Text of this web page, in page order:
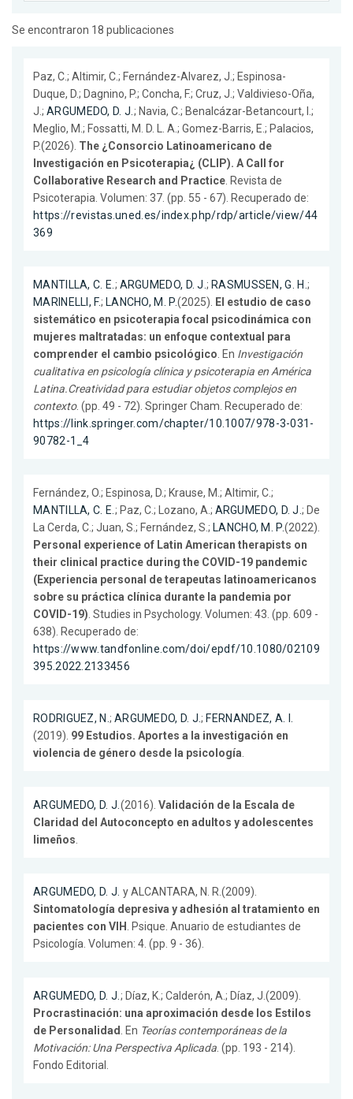
Se encontraron 18 publicaciones
Paz, C.; Altimir, C.; Fernández-Alvarez, J.; Espinosa-
Duque, D.; Dagnino, P.; Concha, F.; Cruz, J.; Valdivieso-Oña,
J.; ARGUMEDO, D. J.; Navia, C.; Benalcázar-Betancourt, I.;
Meglio, M.; Fossatti, M. D. L. A.; Gomez-Barris, E.; Palacios,
P.(2026). The ¿Consorcio Latinoamericano de
Investigación en Psicoterapia¿ (CLIP). A Call for
Collaborative Research and Practice. Revista de
Psicoterapia. Volumen: 37. (pp. 55 - 67). Recuperado de:
https://revistas.uned.es/index.php/rdp/article/view/44
369
MANTILLA, C. E.; ARGUMEDO, D. J.; RASMUSSEN, G. H.;
MARINELLI, F.; LANCHO, M. P.(2025). El estudio de caso
sistemático en psicoterapia focal psicodinámica con
mujeres maltratadas: un enfoque contextual para
comprender el cambio psicológico. En Investigación
cualitativa en psicología clínica y psicoterapia en América
Latina.Creatividad para estudiar objetos complejos en
contexto. (pp. 49 - 72). Springer Cham. Recuperado de:
https://link.springer.com/chapter/10.1007/978-3-031-
90782-1_4
Fernández, O.; Espinosa, D.; Krause, M.; Altimir, C.;
MANTILLA, C. E.; Paz, C.; Lozano, A.; ARGUMEDO, D. J.; De
La Cerda, C.; Juan, S.; Fernández, S.; LANCHO, M. P.(2022).
Personal experience of Latin American therapists on
their clinical practice during the COVID-19 pandemic
(Experiencia personal de terapeutas latinoamericanos
sobre su práctica clínica durante la pandemia por
COVID-19). Studies in Psychology. Volumen: 43. (pp. 609 -
638). Recuperado de:
https://www.tandfonline.com/doi/epdf/10.1080/02109
395.2022.2133456
RODRIGUEZ, N.; ARGUMEDO, D. J.; FERNANDEZ, A. I.
(2019). 99 Estudios. Aportes a la investigación en
violencia de género desde la psicología.
ARGUMEDO, D. J.(2016). Validación de la Escala de
Claridad del Autoconcepto en adultos y adolescentes
limeños.
ARGUMEDO, D. J. y ALCANTARA, N. R.(2009).
Sintomatología depresiva y adhesión al tratamiento en
pacientes con VIH . Psique. Anuario de estudiantes de
Psicología. Volumen: 4. (pp. 9 - 36).
ARGUMEDO, D. J.; Díaz, K.; Calderón, A.; Díaz, J.(2009).
Procrastinación: una aproximación desde los Estilos
de Personalidad. En Teorías contemporáneas de la
Motivación: Una Perspectiva Aplicada. (pp. 193 - 214).
Fondo Editorial.